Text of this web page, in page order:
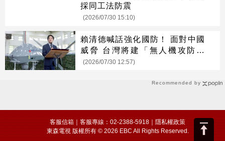
Recommended by
採同工法防震
(2026/07/30 15:10)
賴清德喊話強化國防！ 面對中國
威脅 台灣將建「無人機攻防體
系」
(2026/07/30 12:57)
客服信箱｜客服專線：02-2388-5918｜隱私權政策
東森電視 版權所有 © 2026 EBC All Rights Reserved.